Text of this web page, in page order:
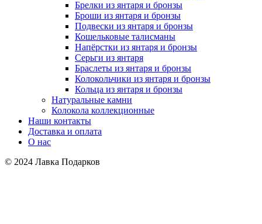
Брелки из янтаря и бронзы
Броши из янтаря и бронзы
Подвески из янтаря и бронзы
Кошельковые талисманы
Напёрстки из янтаря и бронзы
Серьги из янтаря
Браслеты из янтаря и бронзы
Колокольчики из янтаря и бронзы
Кольца из янтаря и бронзы
Натуральные камни
Колокола коллекционные
Наши контакты
Доставка и оплата
О нас
© 2024 Лавка Подарков